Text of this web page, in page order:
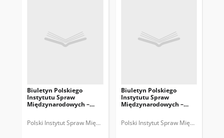
Biuletyn Polskiego
Instytutu Spraw
Międzynarodowych –
Polski Instytut Spraw Międzynarodowych.
Biuletyn Polskiego
Instytutu Spraw
Międzynarodowych –
Polski Instytut Spraw